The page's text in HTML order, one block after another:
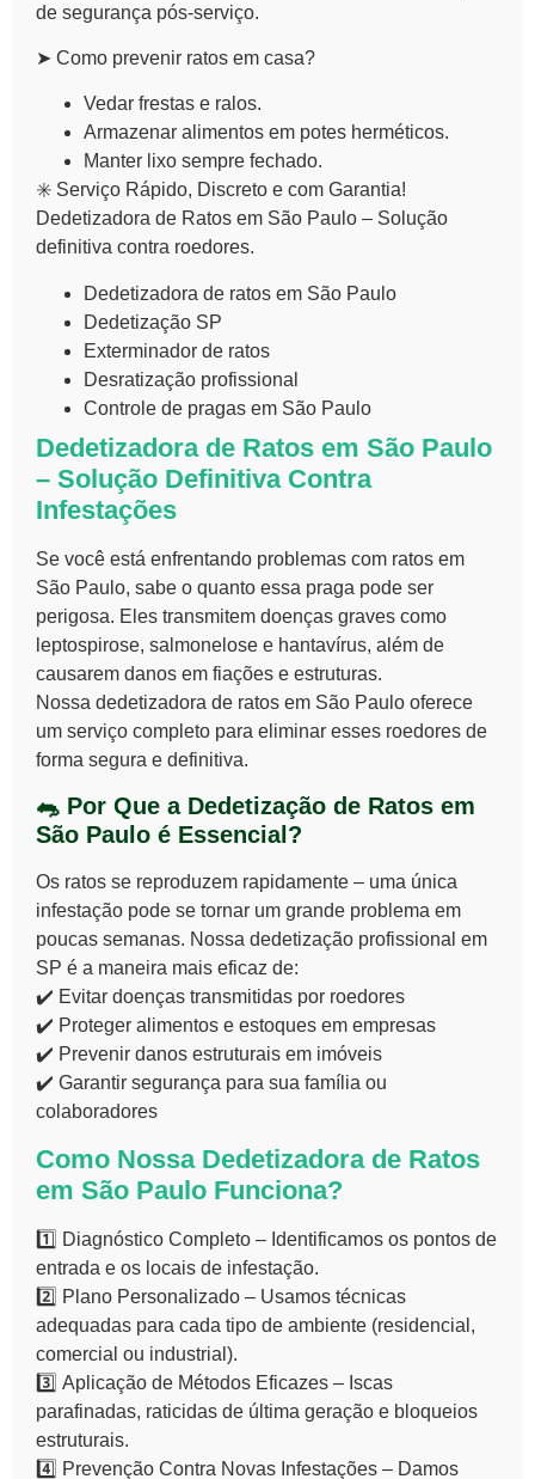
de segurança pós-serviço.
➤ Como prevenir ratos em casa?
Vedar frestas e ralos.
Armazenar alimentos em potes herméticos.
Manter lixo sempre fechado.
✳️ Serviço Rápido, Discreto e com Garantia!
Dedetizadora de Ratos em São Paulo – Solução
definitiva contra roedores.
Dedetizadora de ratos em São Paulo
Dedetização SP
Exterminador de ratos
Desratização profissional
Controle de pragas em São Paulo
Dedetizadora de Ratos em São Paulo
– Solução Definitiva Contra
Infestações
Se você está enfrentando problemas com ratos em
São Paulo, sabe o quanto essa praga pode ser
perigosa. Eles transmitem doenças graves como
leptospirose, salmonelose e hantavírus, além de
causarem danos em fiações e estruturas.
Nossa dedetizadora de ratos em São Paulo oferece
um serviço completo para eliminar esses roedores de
forma segura e definitiva.
🐀 Por Que a Dedetização de Ratos em
São Paulo é Essencial?
Os ratos se reproduzem rapidamente – uma única
infestação pode se tornar um grande problema em
poucas semanas. Nossa dedetização profissional em
SP é a maneira mais eficaz de:
✔️ Evitar doenças transmitidas por roedores
✔️ Proteger alimentos e estoques em empresas
✔️ Prevenir danos estruturais em imóveis
✔️ Garantir segurança para sua família ou
colaboradores
Como Nossa Dedetizadora de Ratos
em São Paulo Funciona?
1️⃣ Diagnóstico Completo – Identificamos os pontos de
entrada e os locais de infestação.
2️⃣ Plano Personalizado – Usamos técnicas
adequadas para cada tipo de ambiente (residencial,
comercial ou industrial).
3️⃣ Aplicação de Métodos Eficazes – Iscas
parafinadas, raticidas de última geração e bloqueios
estruturais.
4️⃣ Prevenção Contra Novas Infestações – Damos